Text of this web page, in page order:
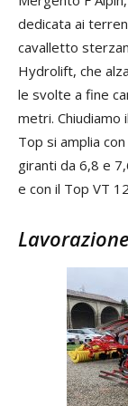
dedicata ai
cavalletto
Hydrolift, che
le svolte a fine
metri. Chiudiamo
Top si amplia
giranti da 6,8 e
e con il Top VT